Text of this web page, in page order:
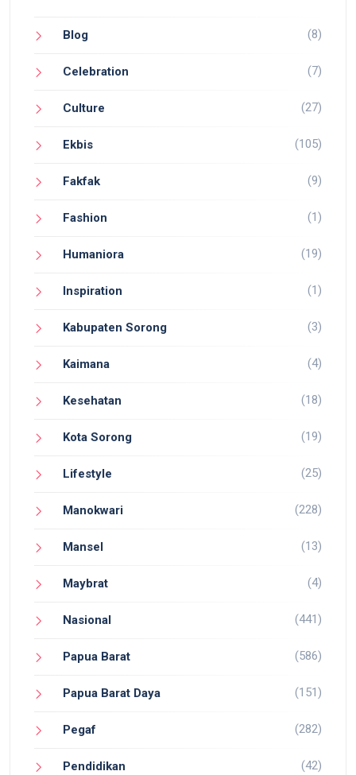
Blog (8)
Celebration (7)
Culture (27)
Ekbis (105)
Fakfak (9)
Fashion (1)
Humaniora (19)
Inspiration (1)
Kabupaten Sorong (3)
Kaimana (4)
Kesehatan (18)
Kota Sorong (19)
Lifestyle (25)
Manokwari (228)
Mansel (13)
Maybrat (4)
Nasional (441)
Papua Barat (586)
Papua Barat Daya (151)
Pegaf (282)
Pendidikan (42)